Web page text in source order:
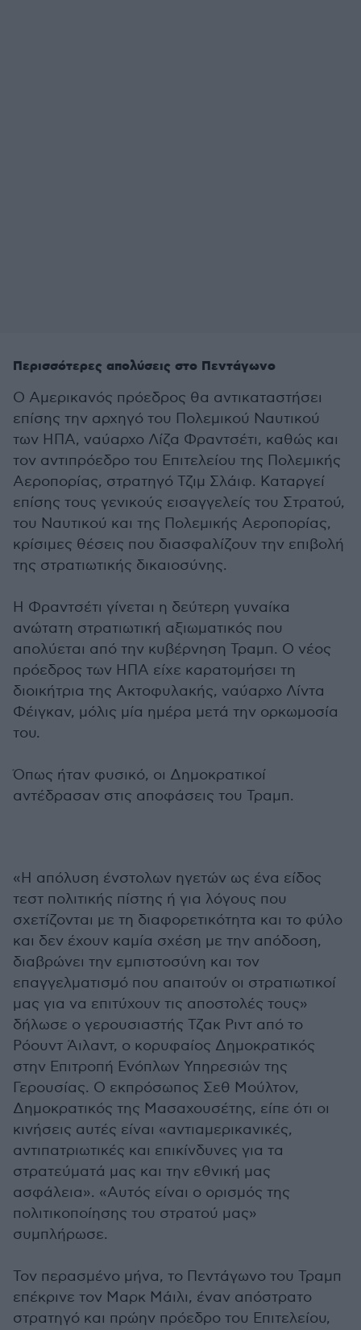
Περισσότερες απολύσεις στο Πεντάγωνο
Ο Αμερικανός πρόεδρος θα αντικαταστήσει
επίσης την αρχηγό του Πολεμικού Ναυτικού
των ΗΠΑ, ναύαρχο Λίζα Φραντσέτι, καθώς και
τoν αντιπρόεδρο του Επιτελείου της Πολεμικής
Αεροπορίας, στρατηγό Τζιμ Σλάιφ. Καταργεί
επίσης τους γενικούς εισαγγελείς του Στρατού,
του Ναυτικού και της Πολεμικής Αεροπορίας,
κρίσιμες θέσεις που διασφαλίζουν την επιβολή
της στρατιωτικής δικαιοσύνης.
Η Φραντσέτι γίνεται η δεύτερη γυναίκα
ανώτατη στρατιωτική αξιωματικός που
απολύεται από την κυβέρνηση Τραμπ. Ο νέος
πρόεδρος των ΗΠΑ είχε καρατομήσει τη
διοικήτρια της Ακτοφυλακής, ναύαρχο Λίντα
Φέιγκαν, μόλις μία ημέρα μετά την ορκωμοσία
του.
Όπως ήταν φυσικό, οι Δημοκρατικοί
αντέδρασαν στις αποφάσεις του Τραμπ.
«Η απόλυση ένστολων ηγετών ως ένα είδος
τεστ πολιτικής πίστης ή για λόγους που
σχετίζονται με τη διαφορετικότητα και το φύλο
και δεν έχουν καμία σχέση με την απόδοση,
διαβρώνει την εμπιστοσύνη και τον
επαγγελματισμό που απαιτούν οι στρατιωτικοί
μας για να επιτύχουν τις αποστολές τους»
δήλωσε ο γερουσιαστής Τζακ Ριντ από το
Ρόουντ Άιλαντ, ο κορυφαίος Δημοκρατικός
στην Επιτροπή Ενόπλων Υπηρεσιών της
Γερουσίας. Ο εκπρόσωπος Σεθ Μούλτον,
Δημοκρατικός της Μασαχουσέτης, είπε ότι οι
κινήσεις αυτές είναι «αντιαμερικανικές,
αντιπατριωτικές και επικίνδυνες για τα
στρατεύματά μας και την εθνική μας
ασφάλεια». «Αυτός είναι ο ορισμός της
πολιτικοποίησης του στρατού μας»
συμπλήρωσε.
Τον περασμένο μήνα, το Πεντάγωνο του Τραμπ
επέκρινε τον Μαρκ Μάιλι, έναν απόστρατο
στρατηγό και πρώην πρόεδρο του Επιτελείου,